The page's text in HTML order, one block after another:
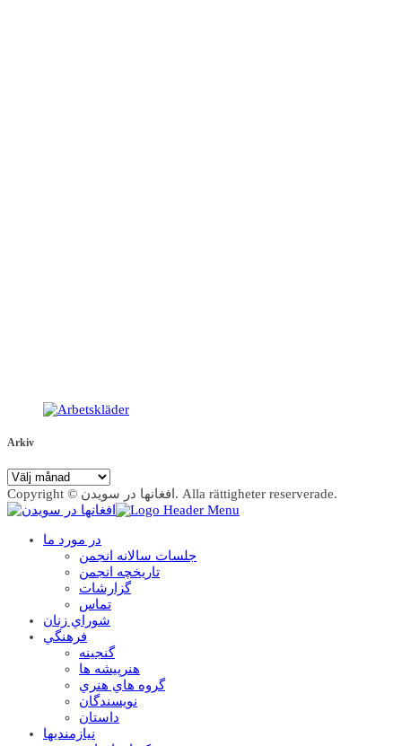
Arkiv
Arkiv
Copyright © افغانها در سویدن. Alla rättigheter reserverade.
در مورد ما
جلسات سالانه انجمن
تاریخچه انجمن
گزارشات
تماس
شوراي زنان
فرهنگي
گنجينه
هنرپيشه ها
گروه هاي هنري
نويسندگان
داستان
نيازمنديها